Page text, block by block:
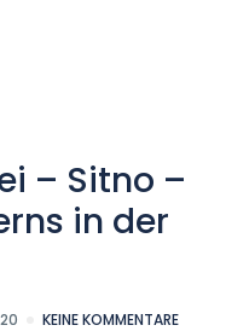
– Sitno –
in der
KEINE KOMMENTARE